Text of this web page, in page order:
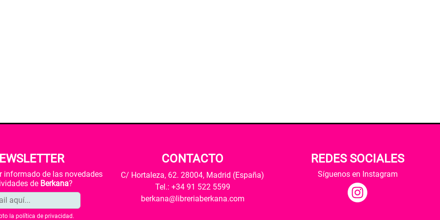
informado de las novedades
de Berkana?
la política de privacidad .
CONTACTO
C/ Hortaleza, 62. 28004, Madrid (España)
Tel.: +34 91 522 5599
berkana@libreriaberkana.com
REDES SOCIALES
Síguenos en Instagram